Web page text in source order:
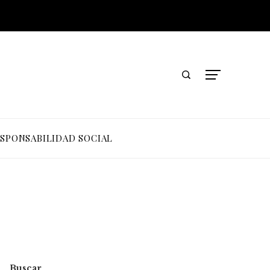
SOCIAL